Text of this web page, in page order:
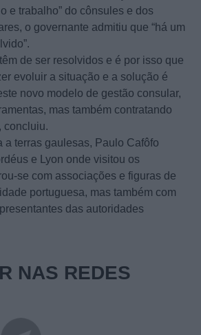
e trabalho” do cônsules e dos
o governante admitiu que “há um
de ser resolvidos e é por isso que
evoluir a situação e a solução é
novo modelo de gestão consular,
mas também contratando
concluiu.
a terras gaulesas, Paulo Cafôfo
e Lyon onde visitou os
se com associações e figuras de
portuguesa, mas também com
das autoridades
NAS REDES